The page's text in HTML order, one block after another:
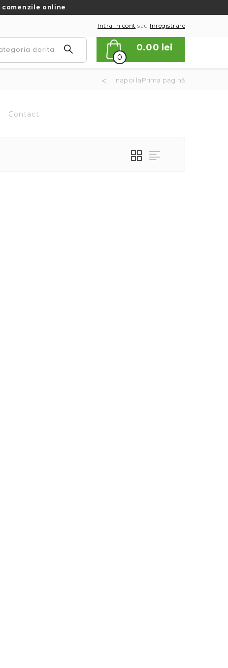
comenzile online.
Intra in cont sau Inregistrare
0
0.00 lei
Inapoi laPrima pagină
Contact